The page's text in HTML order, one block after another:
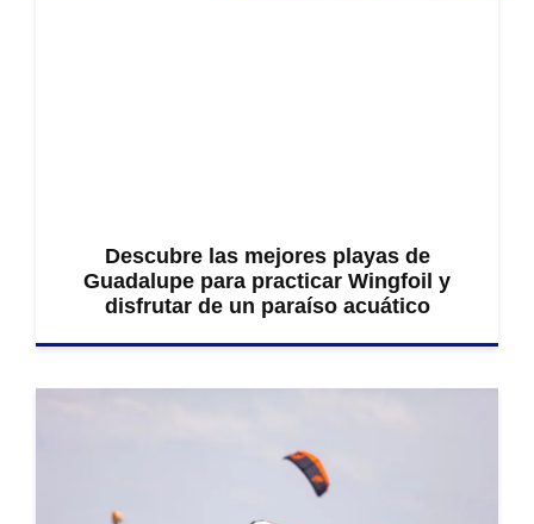
Descubre las mejores playas de
Guadalupe para practicar Wingfoil y
disfrutar de un paraíso acuático